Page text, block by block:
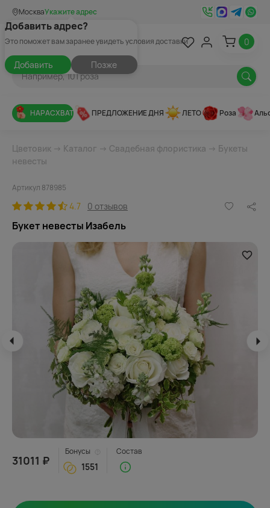
МоскваУкажите адрес
Добавить адрес?
Это поможет вам заранее увидеть условия доставки
Добавить Позже
0
НАРАСХВАТ ПРЕДЛОЖЕНИЕ ДНЯ ЛЕТО Роза
Цветовик → Каталог → Свадебная флористика → Букеты
невесты
Артикул 878985
4.7 0 отзывов
Букет невесты Изабель
31011 ₽
Бонусы
1551
Состав